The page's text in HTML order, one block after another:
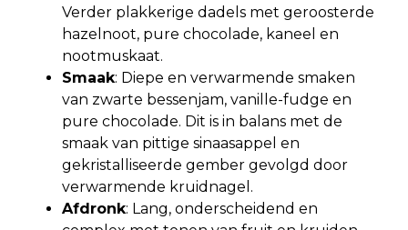
Verder plakkerige dadels met geroosterde
hazelnoot, pure chocolade, kaneel en
nootmuskaat.
Smaak: Diepe en verwarmende smaken
van zwarte bessenjam, vanille-fudge en
pure chocolade. Dit is in balans met de
smaak van pittige sinaasappel en
gekristalliseerde gember gevolgd door
verwarmende kruidnagel.
Afdronk: Lang, onderscheidend en